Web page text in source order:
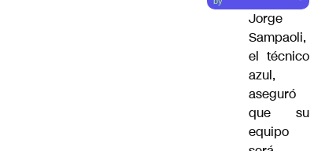
Jorge
Sampaoli,
el técnico
azul,
aseguró
que su
equipo